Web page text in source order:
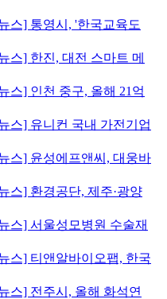
스] 통영시, '한국교육도
스] 한진, 대전 스마트 메
스] 인천 중구, 올해 21억
스] 유니컨 국내 가전기업
스] 윤성에프앤씨, 대웅바
스] 환경공단, 제주·광양
스] 서울성모병원 수술재
스] 티앤알바이오팹, 한국
스] 전주시, 올해 화석연